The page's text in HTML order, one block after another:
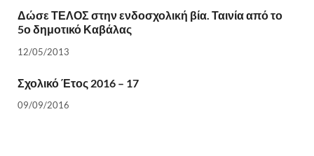
Δώσε ΤΕΛΟΣ στην ενδοσχολική βία. Ταινία από το
5ο δημοτικό Καβάλας
12/05/2013
Σχολικό Έτος 2016 – 17
09/09/2016